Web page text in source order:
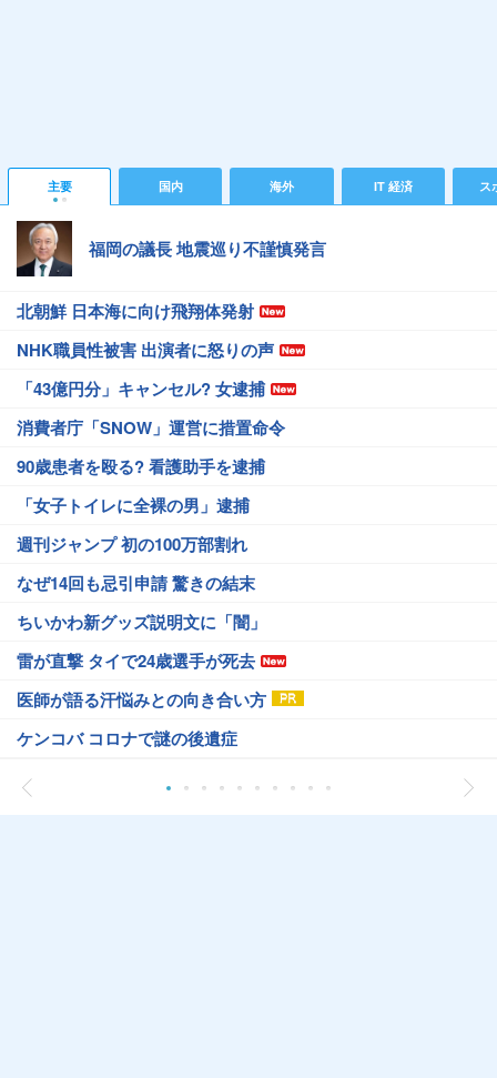
主要 国内 海外 IT 経済 ス
福岡の議長 地震巡り不謹慎発言
北朝鮮 日本海に向け飛翔体発射
NHK職員性被害 出演者に怒りの声
「43億円分」キャンセル? 女逮捕
消費者庁「SNOW」運営に措置命令
90歳患者を殴る? 看護助手を逮捕
「女子トイレに全裸の男」逮捕
週刊ジャンプ 初の100万部割れ
なぜ14回も忌引申請 驚きの結末
ちいかわ新グッズ説明文に「闇」
雷が直撃 タイで24歳選手が死去
医師が語る汗悩みとの向き合い方
ケンコバ コロナで謎の後遺症